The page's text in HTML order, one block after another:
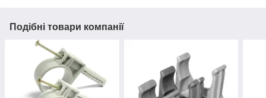
Подібні товари компанії